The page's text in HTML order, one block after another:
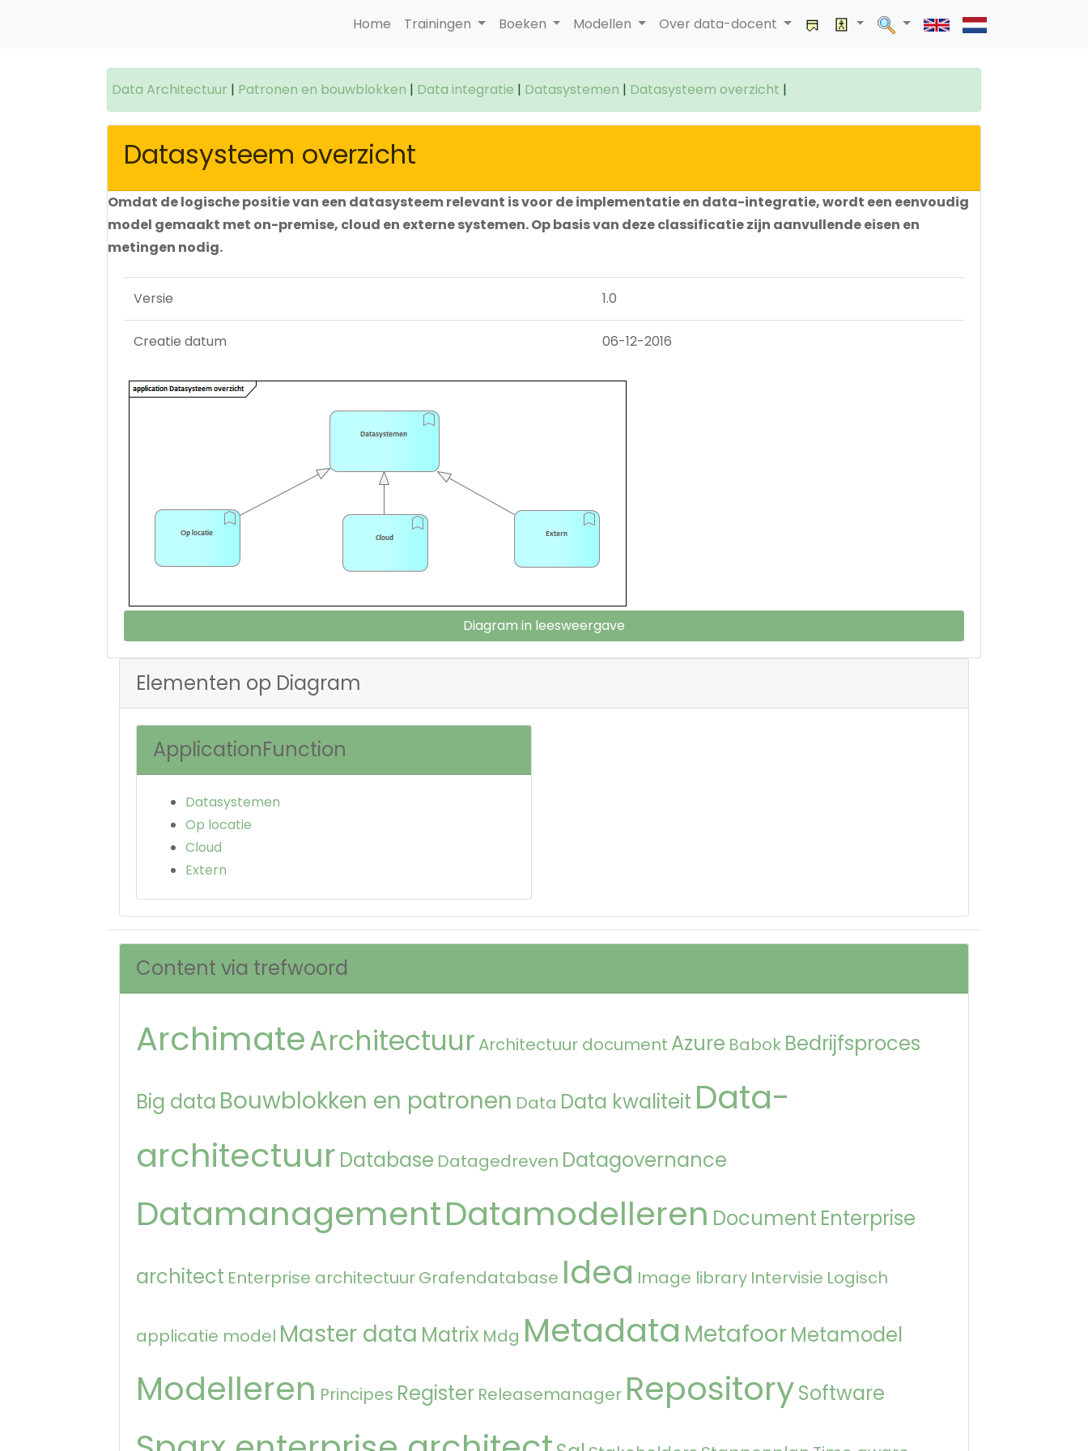
Home Trainingen Boeken Modellen Over data-docent
Data Architectuur | Patronen en bouwblokken | Data integratie | Datasystemen | Datasysteem overzicht |
Datasysteem overzicht
Omdat de logische positie van een datasysteem relevant is voor de implementatie en data-integratie, wordt een eenvoudig
model gemaakt met on-premise, cloud en externe systemen. Op basis van deze classificatie zijn aanvullende eisen en
metingen nodig.
Versie 1.0
Creatie datum 06-12-2016
Diagram in leesweergave
Elementen op Diagram
ApplicationFunction
Datasystemen
Op locatie
Cloud
Extern
Content via trefwoord
ArchimateArchitectuur Architectuur document Azure Babok Bedrijfsproces
Big data Bouwblokken en patronen Data Data kwaliteit Data-
architectuur Database Datagedreven Datagovernance
DatamanagementDatamodelleren Document Enterprise
architect Enterprise architectuurGrafendatabase Idea Image library Intervisie Logisch
applicatie model Master data Matrix Mdg Metadata MetafoorMetamodel
Modelleren Principes Register Releasemanager RepositorySoftware